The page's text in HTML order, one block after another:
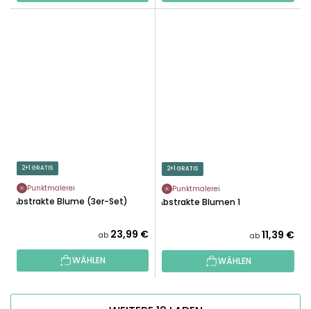
2+1 GRATIS
Punktmalerei
Abstrakte Blume (3er-Set)
ab 23,99 €
WÄHLEN
2+1 GRATIS
Punktmalerei
Abstrakte Blumen 1
ab 11,39 €
WÄHLEN